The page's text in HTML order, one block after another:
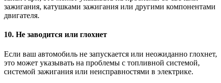
зажигания, катушками зажигания или другими компонентами
двигателя.
10. Не заводится или глохнет
Если ваш автомобиль не запускается или неожиданно глохнет,
это может указывать на проблемы с топливной системой,
системой зажигания или неисправностями в электрике.